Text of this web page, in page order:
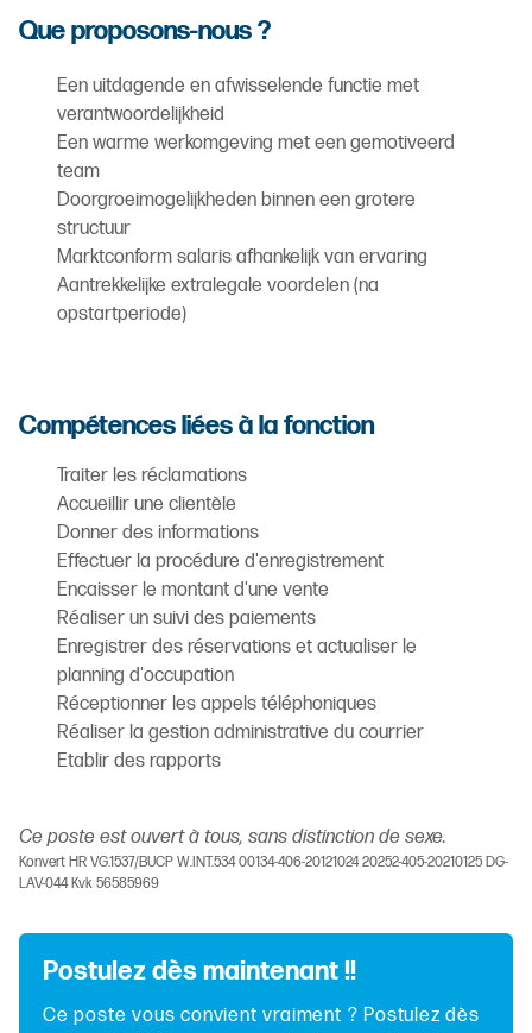
Que proposons-nous ?
Een uitdagende en afwisselende functie met
verantwoordelijkheid
Een warme werkomgeving met een gemotiveerd
team
Doorgroeimogelijkheden binnen een grotere
structuur
Marktconform salaris afhankelijk van ervaring
Aantrekkelijke extralegale voordelen (na
opstartperiode)
Compétences liées à la fonction
Traiter les réclamations
Accueillir une clientèle
Donner des informations
Effectuer la procédure d'enregistrement
Encaisser le montant d'une vente
Réaliser un suivi des paiements
Enregistrer des réservations et actualiser le
planning d'occupation
Réceptionner les appels téléphoniques
Réaliser la gestion administrative du courrier
Etablir des rapports
Ce poste est ouvert à tous, sans distinction de sexe.
Konvert HR VG.1537/BUCP W.INT.534 00134-406-20121024 20252-405-20210125 DG-
LAV-044 Kvk 56585969
Postulez dès maintenant !!
Ce poste vous convient vraiment ? Postulez dès